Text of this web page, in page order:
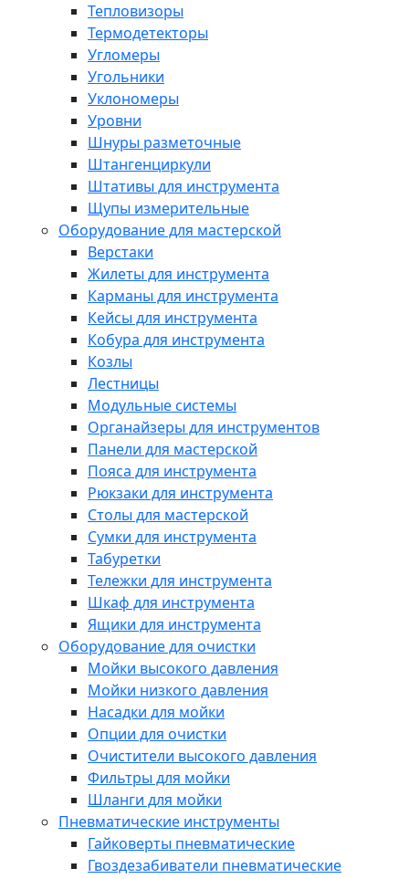
Тепловизоры
Термодетекторы
Угломеры
Угольники
Уклономеры
Уровни
Шнуры разметочные
Штангенциркули
Штативы для инструмента
Щупы измерительные
Оборудование для мастерской
Верстаки
Жилеты для инструмента
Карманы для инструмента
Кейсы для инструмента
Кобура для инструмента
Козлы
Лестницы
Модульные системы
Органайзеры для инструментов
Панели для мастерской
Пояса для инструмента
Рюкзаки для инструмента
Столы для мастерской
Сумки для инструмента
Табуретки
Тележки для инструмента
Шкаф для инструмента
Ящики для инструмента
Оборудование для очистки
Мойки высокого давления
Мойки низкого давления
Насадки для мойки
Опции для очистки
Очистители высокого давления
Фильтры для мойки
Шланги для мойки
Пневматические инструменты
Гайковерты пневматические
Гвоздезабиватели пневматические